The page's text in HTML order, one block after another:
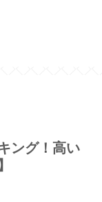
ング！高い